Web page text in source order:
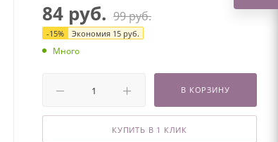
84 руб. 99руб.
-15% Экономия 15 руб.
Много
В КОРЗИНУ
КУПИТЬ В 1 КЛИК